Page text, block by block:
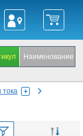
тока